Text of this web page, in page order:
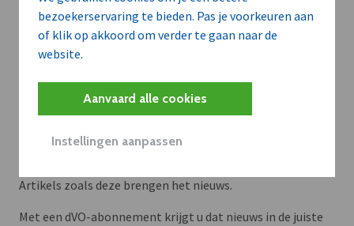
bezoekerservaring te bieden. Pas je voorkeuren aan
of klik op akkoord om verder te gaan naar de
website.
Aanvaard alle cookies
Instellingen aanpassen
Meer context. Dieper begrip.
Artikels zoals deze brengen het nieuws.
Met een dVO-abonnement krijgt u dat nieuws in de juiste